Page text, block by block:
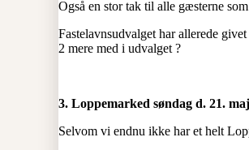
Også en stor tak til alle gæsterne
Fastelavnsudvalget har allerede
2 mere med i udvalget ?
3. Loppemarked søndag d. 21.
Selvom vi endnu ikke har et helt